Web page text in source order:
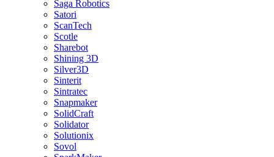
Saga Robotics
Satori
ScanTech
Scotle
Sharebot
Shining 3D
Silver3D
Sinterit
Sintratec
Snapmaker
SolidCraft
Solidator
Solutionix
Sovol